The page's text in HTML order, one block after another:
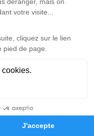
Hommages
est
Je rends hommage
et Parc Mémorial